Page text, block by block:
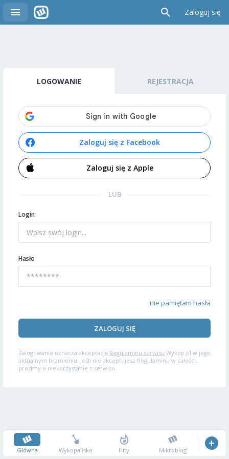
Zaloguj się
LOGOWANIE REJESTRACJA
Zaloguj się z Facebook
Zaloguj się z Apple
LUB
Login
Hasło
nie pamiętam hasła
ZALOGUJ SIĘ
Zalogowanie oznacza akceptację Regulaminu serwisu Wykop.pl w jego
aktualnym brzmieniu. Jeśli nie akceptujesz Regulaminu w całości,
prosimy o niekorzystanie z serwisu.
Główna Wykopalisko Hity Mikroblog